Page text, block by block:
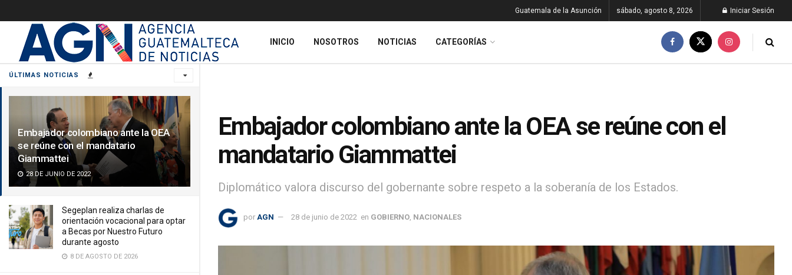
ÚLTIMAS NOTICIAS
Embajador colombiano ante la OEA
se reúne con el mandatario
Giammattei
28 DE JUNIO DE 2022
Segeplan realiza charlas de
orientación vocacional para optar
a Becas por Nuestro Futuro
durante agosto
8 DE AGOSTO DE 2026
Guatemala de la Asunción sábado, agosto 8, 2026 Iniciar Sesión
INICIO NOSOTROS NOTICIAS CATEGORÍAS
Embajador colombiano ante la OEA se reúne con el
mandatario Giammattei
Diplomático valora discurso del gobernante sobre respeto a la soberanía de los Estados.
por AGN 28 de junio de 2022 en GOBIERNO NACIONALES